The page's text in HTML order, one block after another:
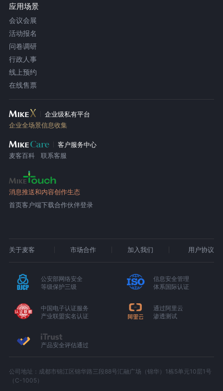
应用场景
会议会展
活动报名
问卷调研
行政人事
线上预约
在线售票
企业级私有平台
企业全场景信息收集
客户服务中心
麦客百科
联系客服
消息推送和内容创作生态
首页客户端下载合作伙伴登录
关于麦客 市场合作 加入我们 用户协议
公安部网络安全
等级保护三级
信息安全管理
体系国际认证
中国电子认证服务
产业联盟实名认证
通过阿里云
渗透测试
产品安全评估通过
公司地址：成都市锦江区锦华路三段88号汇融广场（锦华）1栋5单元10层1号
（C-1005）